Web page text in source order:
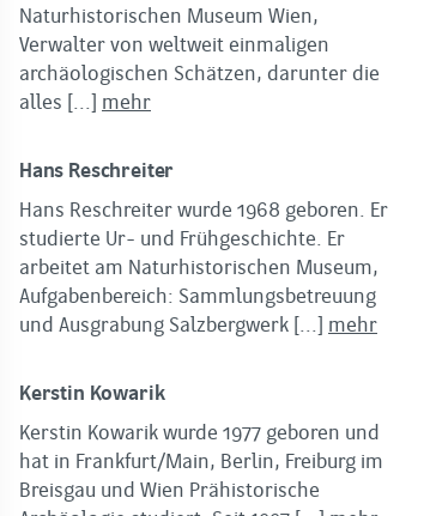
Naturhistorischen Museum Wien,
Verwalter von weltweit einmaligen
archäologischen Schätzen, darunter die
alles [...] mehr
Hans Reschreiter
Hans Reschreiter wurde 1968 geboren. Er
studierte Ur- und Frühgeschichte. Er
arbeitet am Naturhistorischen Museum,
Aufgabenbereich: Sammlungsbetreuung
und Ausgrabung Salzbergwerk [...] mehr
Kerstin Kowarik
Kerstin Kowarik wurde 1977 geboren und
hat in Frankfurt/Main, Berlin, Freiburg im
Breisgau und Wien Prähistorische